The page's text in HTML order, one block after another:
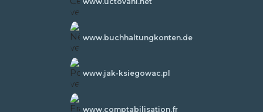
www.buchhaltungkonten.de
www.jak-ksiegowac.pl
www.comptabilisation.fr